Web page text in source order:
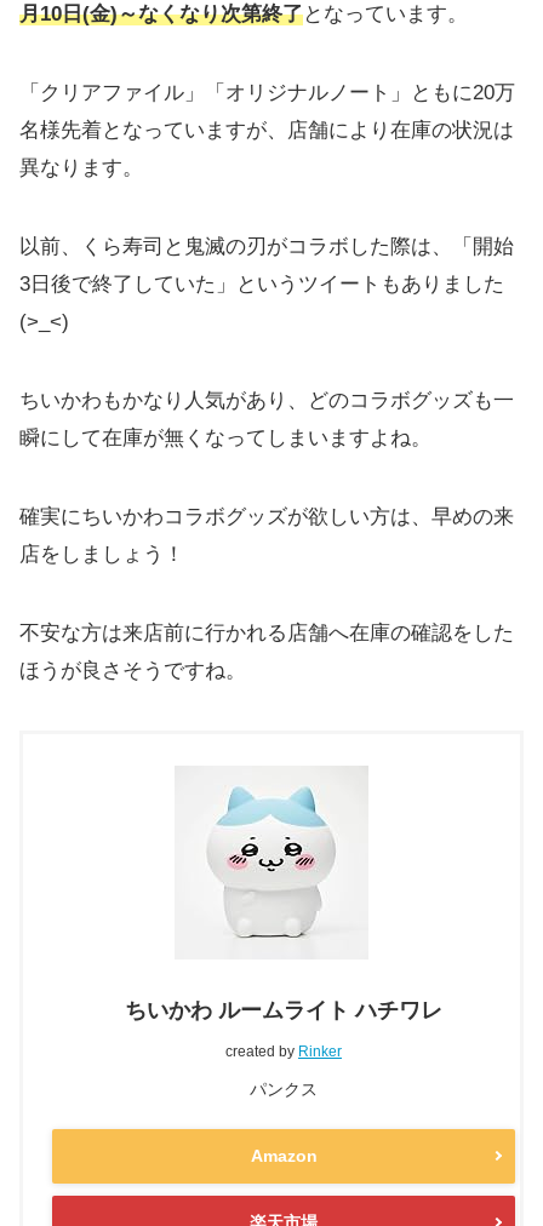
月10日(金)～なくなり次第終了となっています。
「クリアファイル」「オリジナルノート」ともに20万
名様先着となっていますが、店舗により在庫の状況は
異なります。
以前、くら寿司と鬼滅の刃がコラボした際は、「開始
3日後で終了していた」というツイートもありました
(>_<)
ちいかわもかなり人気があり、どのコラボグッズも一
瞬にして在庫が無くなってしまいますよね。
確実にちいかわコラボグッズが欲しい方は、早めの来
店をしましょう！
不安な方は来店前に行かれる店舗へ在庫の確認をした
ほうが良さそうですね。
ちいかわ ルームライト ハチワレ
created by Rinker
パンクス
Amazon
楽天市場